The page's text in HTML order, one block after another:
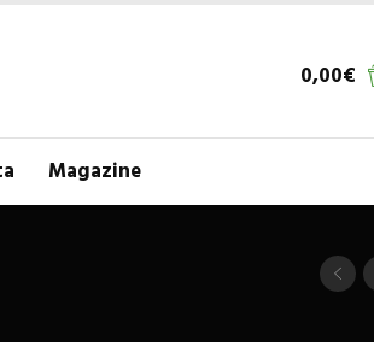
0,00€
Magazine